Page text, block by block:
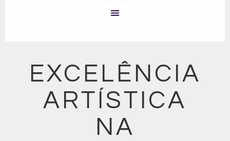
EXCELÊNCIA
ARTÍSTICA
NA